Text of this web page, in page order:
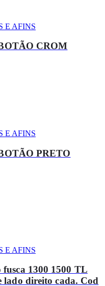
E AFINS
CROM
E AFINS
PRETO
E AFINS
1300 1500 TL
lado direito cada. Cod